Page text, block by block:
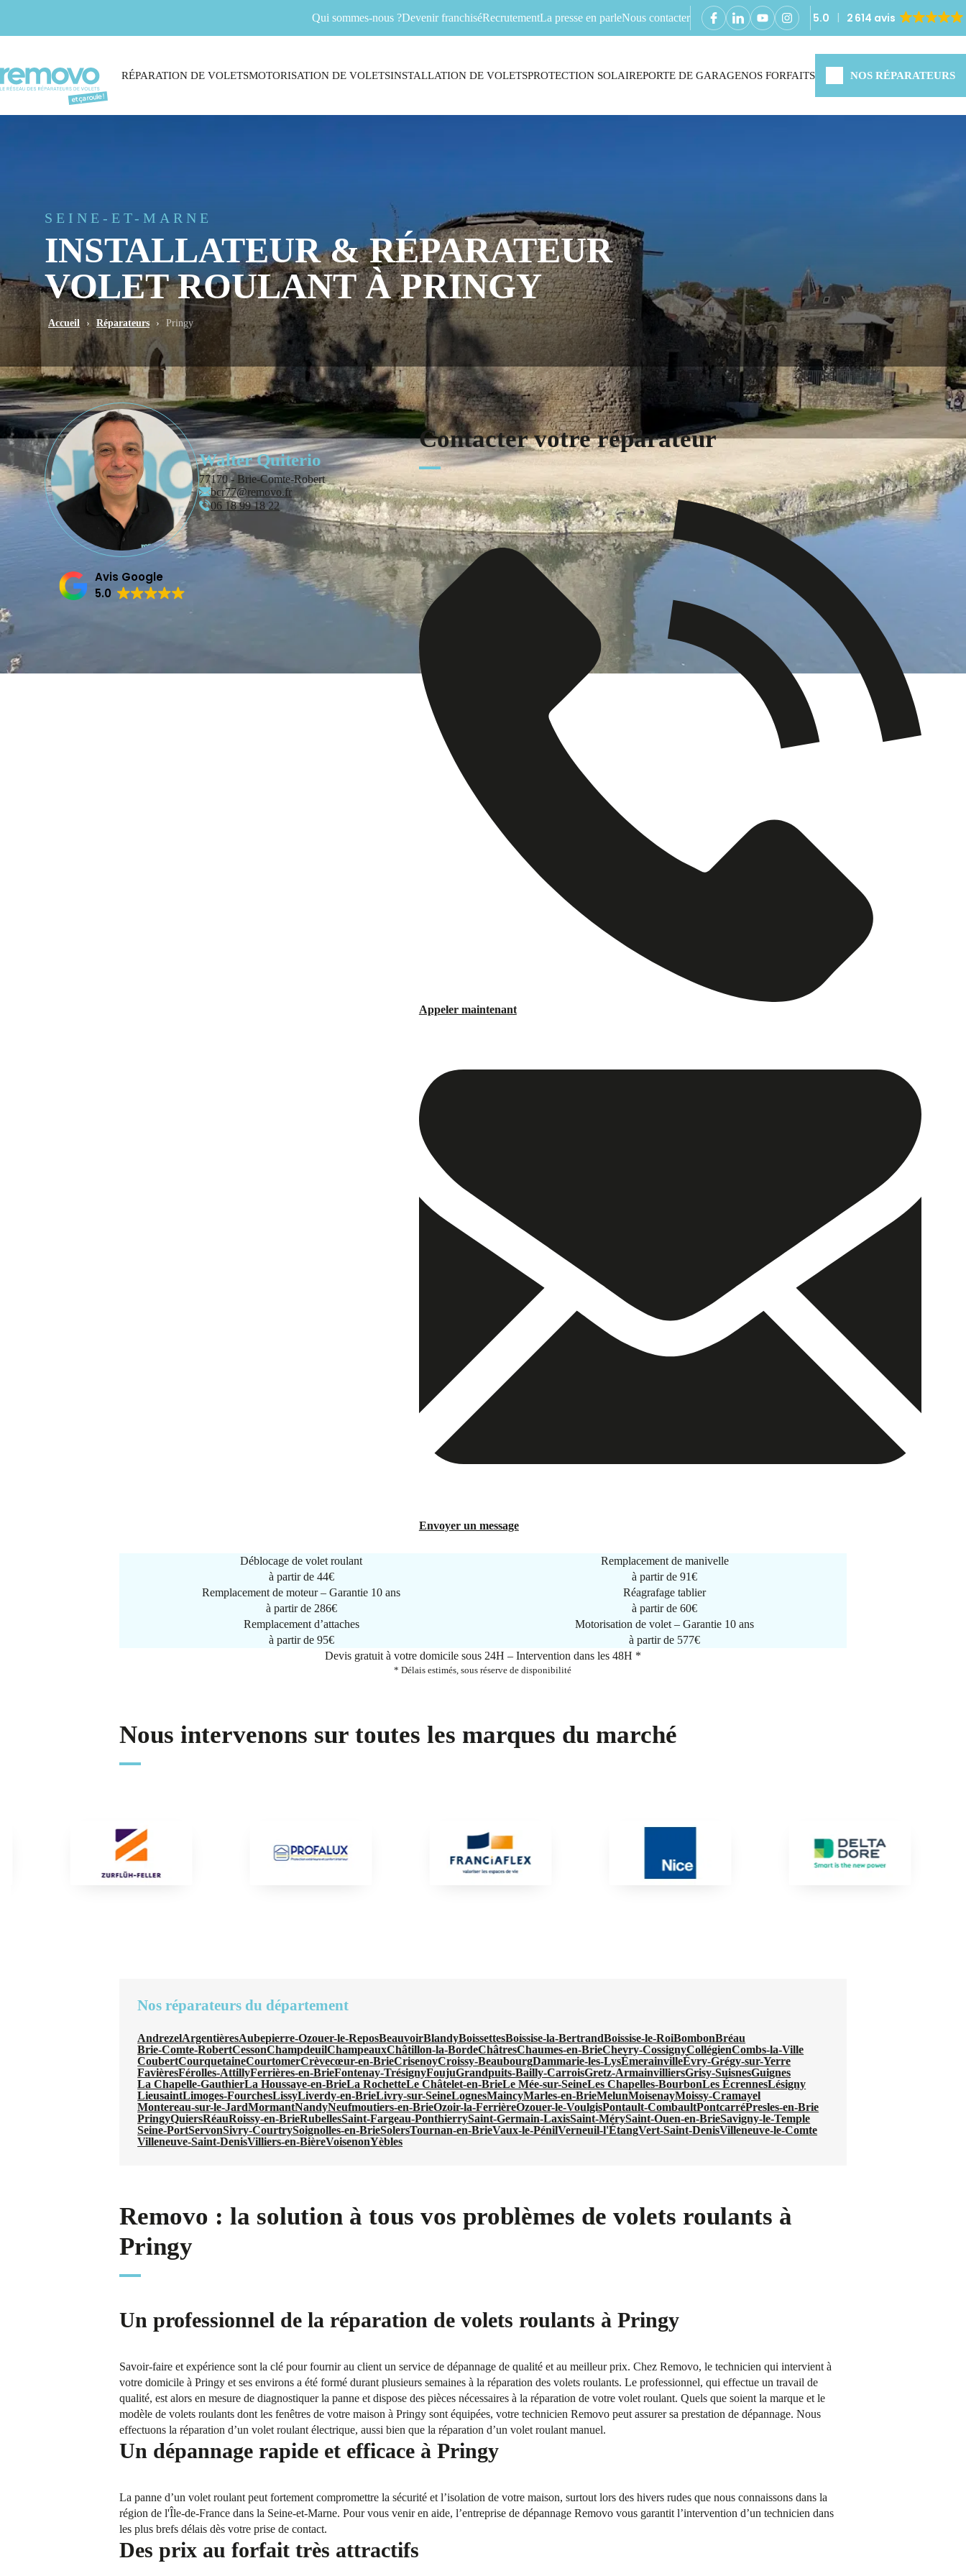
Qui sommes-nous ?Devenir franchiséRecrutementLa presse en parleNous contacter 5.0 2 614 avis
RÉPARATION DE VOLETSMOTORISATION DE VOLETSINSTALLATION DE VOLETSPROTECTION SOLAIREPORTE DE GARAGENOS FORFAITS NOS RÉPARATEURS
SEINE-ET-MARNE
INSTALLATEUR & RÉPARATEUR
VOLET ROULANT À PRINGY
Accueil › Réparateurs › Pringy
Walter Quiterio
77170 - Brie-Comte-Robert
bcr77@removo.fr
06 18 99 18 22
Avis Google
5.0
Contacter votre réparateur
Appeler maintenant
Envoyer un message
Déblocage de volet roulant
à partir de 44€
Remplacement de manivelle
à partir de91€
Remplacement de moteur – Garantie 10 ans
à partir de 286€
Réagrafage tablier
à partir de60€
Remplacement d’attaches
à partir de 95€
Motorisation de volet – Garantie 10 ans
à partir de 577€
Devis gratuit à votre domicile sous 24H – Intervention dans les 48H *
* Délais estimés, sous réserve de disponibilité
Nous intervenons sur toutes les marques du marché
Nos réparateurs du département
AndrezelArgentièresAubepierre-Ozouer-le-ReposBeauvoirBlandyBoissettesBoissise-la-BertrandBoissise-le-RoiBombonBréau
Brie-Comte-RobertCessonChampdeuilChampeauxChâtillon-la-BordeChâtresChaumes-en-BrieChevry-CossignyCollégienCombs-la-Ville
CoubertCourquetaineCourtomerCrèvecœur-en-BrieCrisenoyCroissy-BeaubourgDammarie-les-LysÉmerainvilleÉvry-Grégy-sur-Yerre
FavièresFérolles-AttillyFerrières-en-BrieFontenay-TrésignyFoujuGrandpuits-Bailly-CarroisGretz-ArmainvilliersGrisy-SuisnesGuignes
La Chapelle-GauthierLa Houssaye-en-BrieLa RochetteLe Châtelet-en-BrieLe Mée-sur-SeineLes Chapelles-BourbonLes ÉcrennesLésigny
LieusaintLimoges-FourchesLissyLiverdy-en-BrieLivry-sur-SeineLognesMaincyMarles-en-BrieMelunMoisenayMoissy-Cramayel
Montereau-sur-le-JardMormantNandyNeufmoutiers-en-BrieOzoir-la-FerrièreOzouer-le-VoulgisPontault-CombaultPontcarréPresles-en-Brie
PringyQuiersRéauRoissy-en-BrieRubellesSaint-Fargeau-PonthierrySaint-Germain-LaxisSaint-MérySaint-Ouen-en-BrieSavigny-le-Temple
Seine-PortServonSivry-CourtrySoignolles-en-BrieSolersTournan-en-BrieVaux-le-PénilVerneuil-l'ÉtangVert-Saint-DenisVilleneuve-le-Comte
Villeneuve-Saint-DenisVilliers-en-BièreVoisenonYèbles
Removo : la solution à tous vos problèmes de volets roulants à
Pringy
Un professionnel de la réparation de volets roulants à Pringy
Savoir-faire et expérience sont la clé pour fournir au client un service de dépannage de qualité et au meilleur prix. Chez Removo, le technicien qui intervient à
votre domicile à Pringy et ses environs a été formé durant plusieurs semaines à la réparation des volets roulants. Le professionnel, qui effectue un travail de
qualité, est alors en mesure de diagnostiquer la panne et dispose des pièces nécessaires à la réparation de votre volet roulant. Quels que soient la marque et le
modèle de volets roulants dont les fenêtres de votre maison à Pringy sont équipées, votre technicien Removo peut assurer sa prestation de dépannage. Nous
effectuons la réparation d’un volet roulant électrique, aussi bien que la réparation d’un volet roulant manuel.
Un dépannage rapide et efficace à Pringy
La panne d’un volet roulant peut fortement compromettre la sécurité et l’isolation de votre maison, surtout lors des hivers rudes que nous connaissons dans la
région de l'Île-de-France dans la Seine-et-Marne. Pour vous venir en aide, l’entreprise de dépannage Removo vous garantit l’intervention d’un technicien dans
les plus brefs délais dès votre prise de contact.
Des prix au forfait très attractifs